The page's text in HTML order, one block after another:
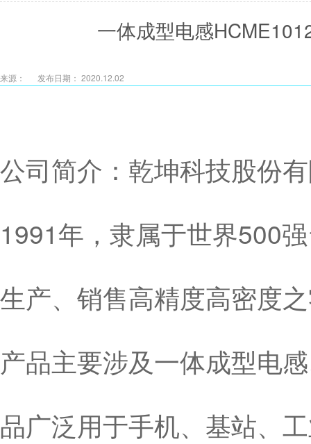
一体成型电感
来源： 发布日期： 2020.12.02
公司简介：乾坤科技股份
1991年，隶属于世界500
生产、销售高精度高密度
产品主要涉及一体成型电
品广泛用于手机、基站、